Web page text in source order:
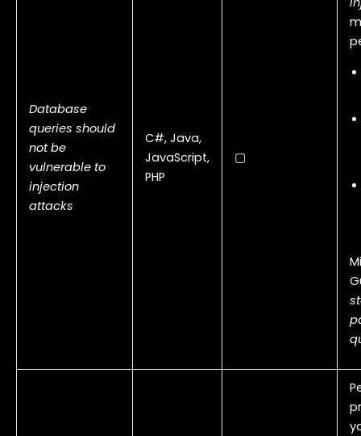
Database
queries should
not be
vulnerable to
injection
attacks
C#, Java,
JavaScript,
PHP
▢